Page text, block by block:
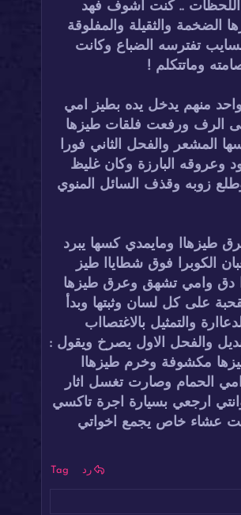
اللحظات .. كنت اشوف فهد
الضخمة والثقيلة والمفلوقة
تفترسه الضباع وكانت
وماتتكلم !
منهم يدخل يده بطيز امي
الرف ورفعت فلقات طيزها
المشعر والفحل الثاني فورا
وعروقه البارزة وكان غليظ
زوبه وقذف السائل المنوي
طيزهاا ومايمدي كسها يبرد
الكوبرا فوق شطاياا طيز
دق وامي تشهق وعرق طيزها
على كل لسان وثبتها وبدأ
والتمثيل بالاغتصااب
والفحل الاول يصرخ ويقول :
مكشوفة وخرم طيزهاا
الحمام وصارت تغسل اثار
ارجعي بسيارة اجرة تاكسي
عشاء خاص يجمع اخواتي
رد Tag